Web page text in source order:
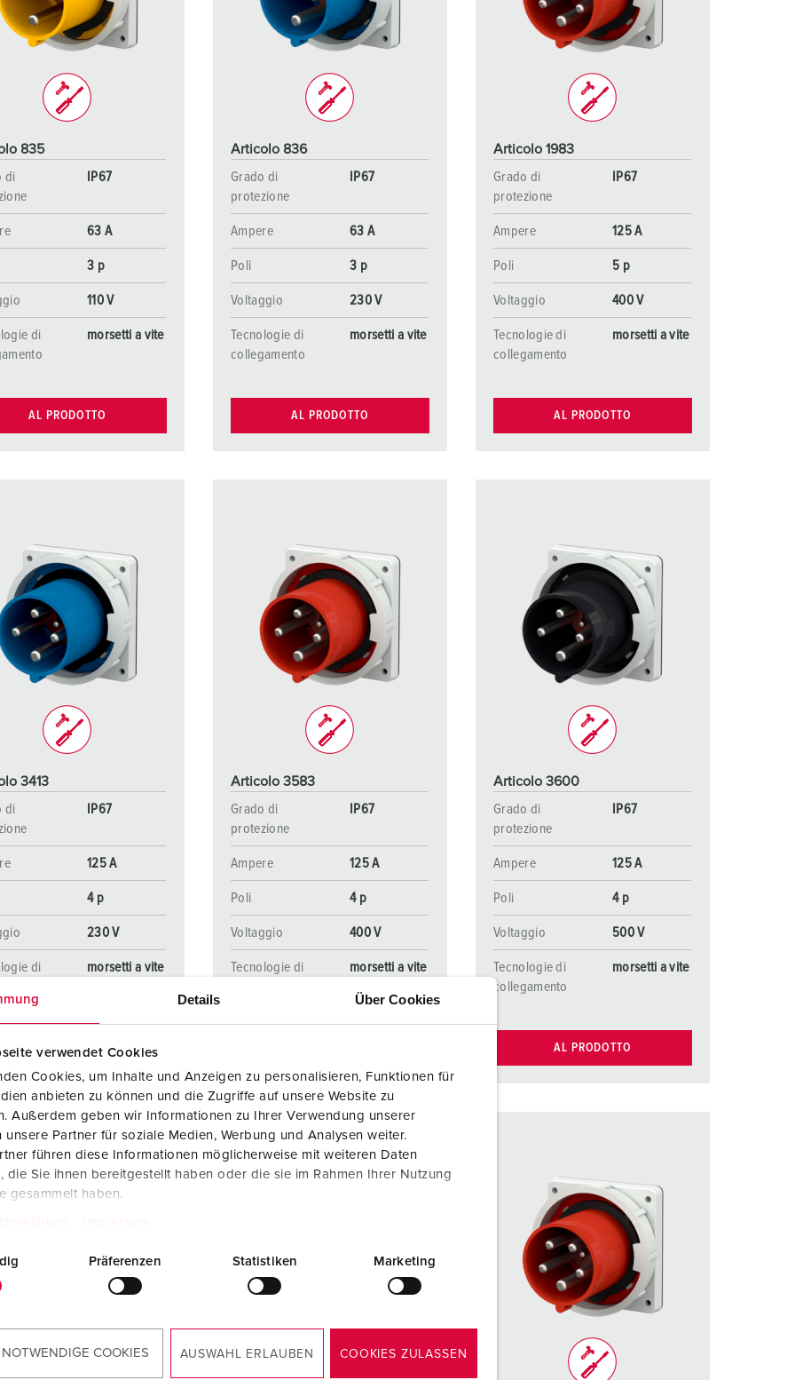
Details Über Cookies
verwendet Cookies
Cookies, um Inhalte und Anzeigen zu personalisieren, Funktionen für
anbieten zu können und die Zugriffe auf unsere Website zu
Außerdem geben wir Informationen zu Ihrer Verwendung unserer
unsere Partner für soziale Medien, Werbung und Analysen weiter.
führen diese Informationen möglicherweise mit weiteren Daten
die Sie ihnen bereitgestellt haben oder die sie im Rahmen Ihrer Nutzung
gesammelt haben.
Präferenzen Statistiken Marketing
COOKIES AUSWAHL ERLAUBEN COOKIES ZULASSEN
Tecnologia dati / rete
Esecuzioni speciali
Prodotti complementari
Vigili del fuoco e protezione civile
Per container refrigerati
Strumetazione tecnica per eventi
835
di
IP67
63 A
3 p
110 V
di
morsetti a vite
AL PRODOTTO
Articolo 836
Grado di
protezione
IP67
Ampere 63 A
Poli 3 p
Voltaggio 230 V
Tecnologie di
collegamento
morsetti a vite
AL PRODOTTO
Articolo 1983
Grado di
protezione
IP67
Ampere 125 A
Poli 5 p
Voltaggio 400 V
Tecnologie di
collegamento
morsetti a vite
AL PRODOTTO
3413
di
IP67
125 A
4 p
230 V
di
morsetti a vite
AL PRODOTTO
Articolo 3583
Grado di
protezione
IP67
Ampere 125 A
Poli 4 p
Voltaggio 400 V
Tecnologie di
morsetti a vite
Articolo 3600
Grado di
protezione
IP67
Ampere 125 A
Poli 4 p
Voltaggio 500 V
Tecnologie di
collegamento
morsetti a vite
AL PRODOTTO